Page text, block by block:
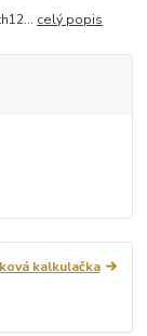
celý popis
kalkulačka